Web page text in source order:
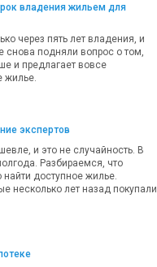
владения жильем для
через пять лет владения, и
снова подняли вопрос о том,
и предлагает вовсе
жилье.
экспертов
и это не случайность. В
Разбираемся, что
доступное жилье.
несколько лет назад покупали